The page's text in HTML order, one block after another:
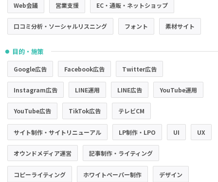
Web会議 営業支援 EC・通販・ネットショップ
口コミ分析・ソーシャルリスニング フォント 素材サイト
● 目的・施策
Google広告 Facebook広告 Twitter広告
Instagram広告 LINE運用 LINE広告 YouTube運用
YouTube広告 TikTok広告 テレビCM
サイト制作・サイトリニューアル LP制作・LPO UI UX
オウンドメディア運営 記事制作・ライティング
コピーライティング ホワイトペーパー制作 デザイン